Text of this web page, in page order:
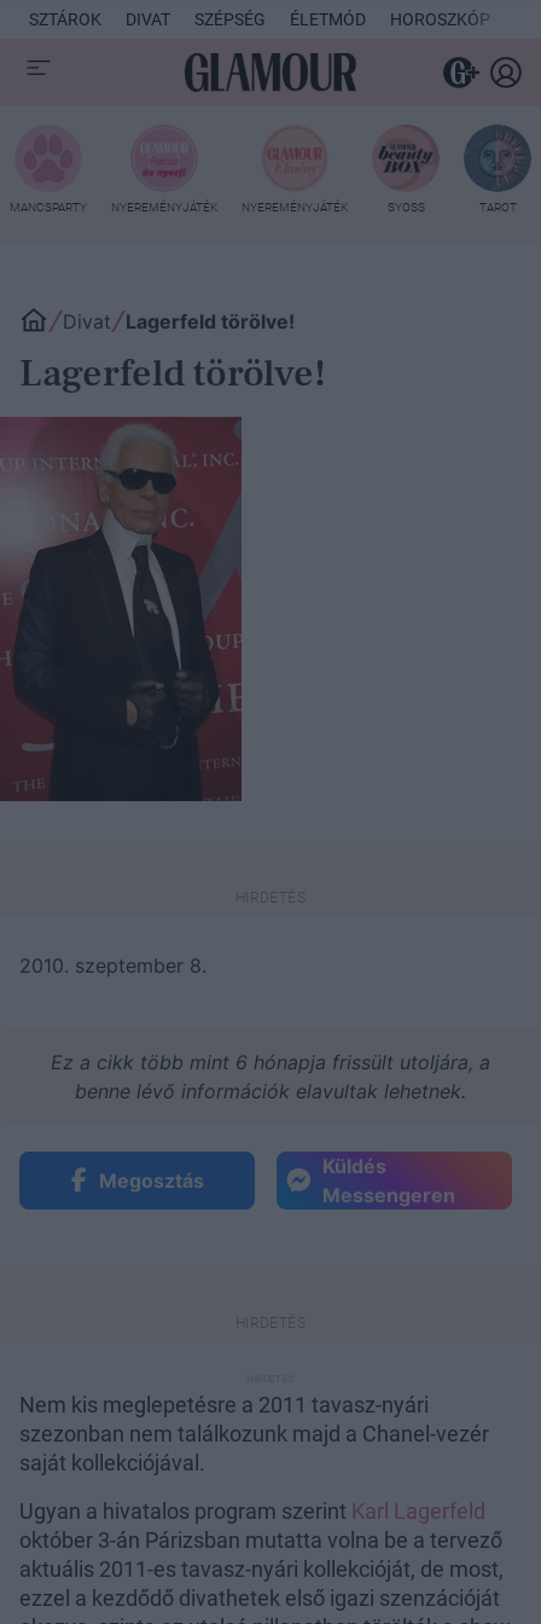
SZTÁROK DIVAT SZÉPSÉG ÉLETMÓD HOROSZKÓP
MANCSPARTY NYEREMÉNYJÁTÉK NYEREMÉNYJÁTÉK SYOSS TAROT
Divat Lagerfeld törölve!
Lagerfeld törölve!
2010. szeptember 8.
Ez a cikk több mint 6 hónapja frissült utoljára, a
benne lévő információk elavultak lehetnek.
Megosztás
Küldés
Messengeren
Nem kis meglepetésre a 2011 tavasz-nyári
szezonban nem találkozunk majd a Chanel-vezér
saját kollekciójával.
Ugyan a hivatalos program szerint Karl Lagerfeld
október 3-án Párizsban mutatta volna be a tervező
aktuális 2011-es tavasz-nyári kollekcióját, de most,
ezzel a kezdődő divathetek első igazi szenzációját